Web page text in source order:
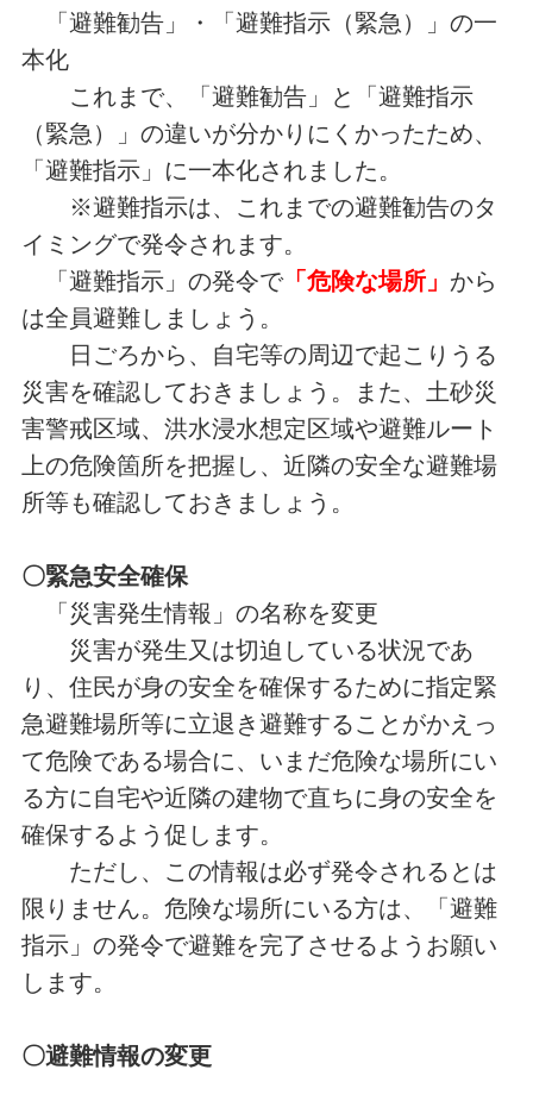
「避難勧告」・「避難指示（緊急）」の一
本化
これまで、「避難勧告」と「避難指示
（緊急）」の違いが分かりにくかったため、
「避難指示」に一本化されました。
※避難指示は、これまでの避難勧告のタ
イミングで発令されます。
「避難指示」の発令で「危険な場所」 から
は全員避難しましょう。
日ごろから、自宅等の周辺で起こりうる
災害を確認しておきましょう。また、土砂災
害警戒区域、洪水浸水想定区域や避難ルート
上の危険箇所を把握し、近隣の安全な避難場
所等も確認しておきましょう。
〇緊急安全確保
「災害発生情報」の名称を変更
災害が発生又は切迫している状況であ
り、住民が身の安全を確保するために指定緊
急避難場所等に立退き避難することがかえっ
て危険である場合に、いまだ危険な場所にい
る方に自宅や近隣の建物で直ちに身の安全を
確保するよう促します。
ただし、この情報は必ず発令されるとは
限りません。危険な場所にいる方は、「避難
指示」の発令で避難を完了させるようお願い
します。
〇避難情報の変更